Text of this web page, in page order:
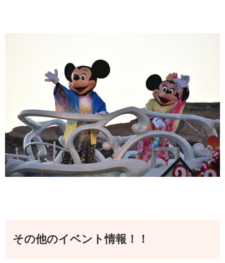
その他のイベント情報！！